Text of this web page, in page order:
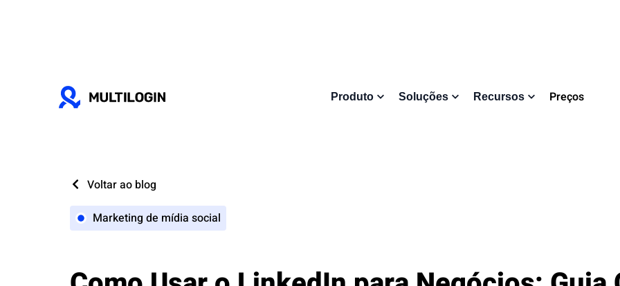
Produto Soluções Recursos Preços
Voltar ao blog
Marketing de mídia social